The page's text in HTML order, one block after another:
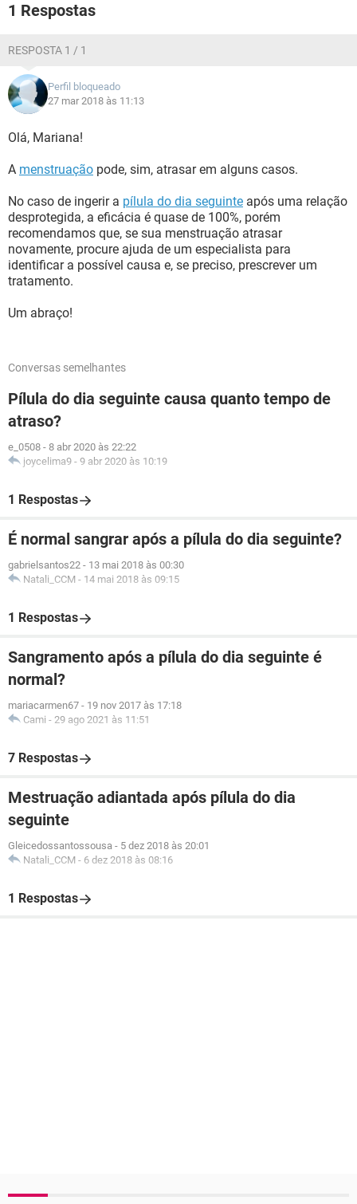
1 Respostas
RESPOSTA 1 / 1
Perfil bloqueado
27 mar 2018 às 11:13
Olá, Mariana!
A menstruação pode, sim, atrasar em alguns casos.
No caso de ingerir a pílula do dia seguinte após uma relação
desprotegida, a eficácia é quase de 100%, porém
recomendamos que, se sua menstruação atrasar
novamente, procure ajuda de um especialista para
identificar a possível causa e, se preciso, prescrever um
tratamento.
Um abraço!
Conversas semelhantes
Pílula do dia seguinte causa quanto tempo de
atraso?
e_0508 - 8 abr 2020 às 22:22
joycelima9 - 9 abr 2020 às 10:19
1 Respostas
É normal sangrar após a pílula do dia seguinte?
gabrielsantos22 - 13 mai 2018 às 00:30
Natali_CCM - 14 mai 2018 às 09:15
1 Respostas
Sangramento após a pílula do dia seguinte é
normal?
mariacarmen67 - 19 nov 2017 às 17:18
Cami - 29 ago 2021 às 11:51
7 Respostas
Mestruação adiantada após pílula do dia
seguinte
Gleicedossantossousa - 5 dez 2018 às 20:01
Natali_CCM - 6 dez 2018 às 08:16
1 Respostas